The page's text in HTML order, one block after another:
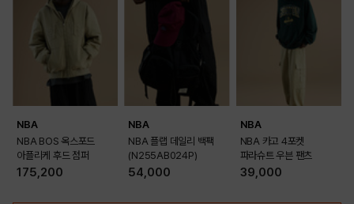
NBA
NBA BOS 옥스포드
아플리케 후드 점퍼
175,200
NBA
NBA 플랩 데일리 백팩
(N255AB024P)
54,000
NBA
NBA 카고 4포켓
파라슈트 우븐 팬츠
39,000